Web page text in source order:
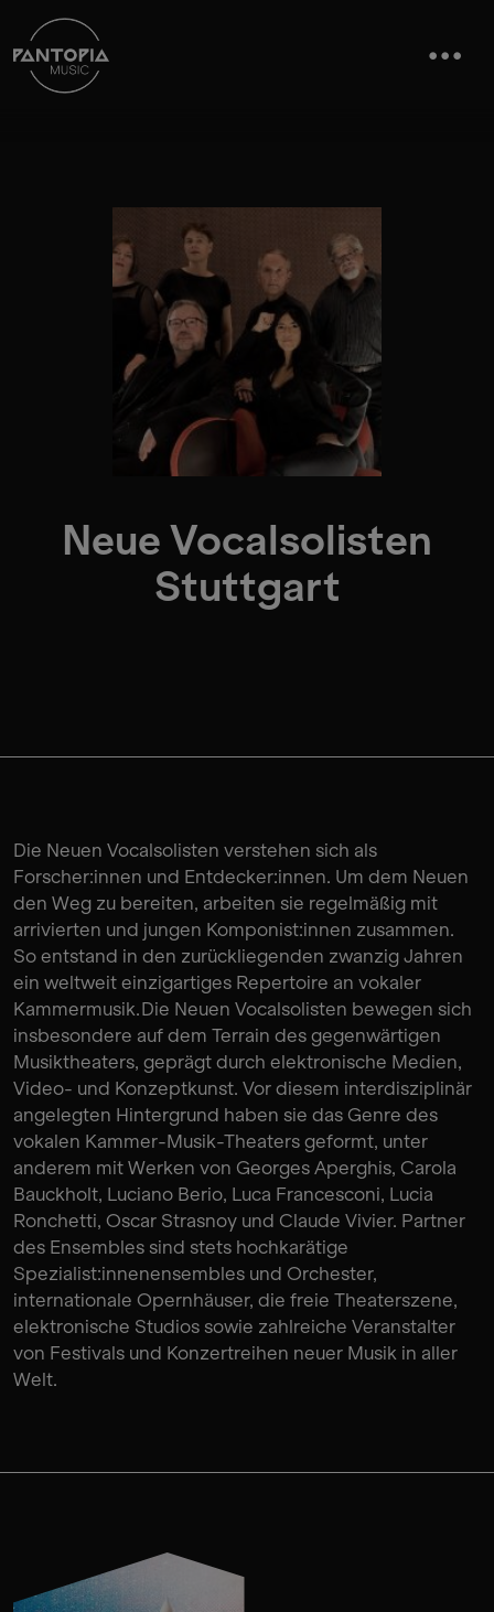
Neue Vocalsolisten
Stuttgart
Die Neuen Vocalsolisten verstehen sich als
Forscher:innen und Entdecker:innen. Um dem Neuen
den Weg zu bereiten, arbeiten sie regelmäßig mit
arrivierten und jungen Komponist:innen zusammen.
So entstand in den zurückliegenden zwanzig Jahren
ein weltweit einzigartiges Repertoire an vokaler
Kammermusik. Die Neuen Vocalsolisten bewegen sich
insbesondere auf dem Terrain des gegenwärtigen
Musiktheaters, geprägt durch elektronische Medien,
Video- und Konzeptkunst. Vor diesem interdisziplinär
angelegten Hintergrund haben sie das Genre des
vokalen Kammer-Musik-Theaters geformt, unter
anderem mit Werken von Georges Aperghis, Carola
Bauckholt, Luciano Berio, Luca Francesconi, Lucia
Ronchetti, Oscar Strasnoy und Claude Vivier. Partner
des Ensembles sind stets hochkarätige
Spezialist:innenensembles und Orchester,
internationale Opernhäuser, die freie Theaterszene,
elektronische Studios sowie zahlreiche Veranstalter
von Festivals und Konzertreihen neuer Musik in aller
Welt.